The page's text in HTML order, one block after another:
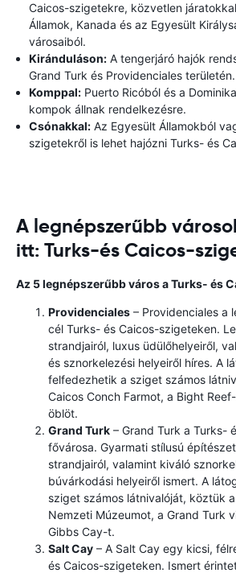
Caicos-szigetekre, közvetlen
Államok, Kanada és az Egyesült
városaiból.
Kiránduláson: A tengerjáró hajók
Grand Turk és Providenciales területén.
Komppal: Puerto Ricóból és a
kompok állnak rendelkezésre.
Csónakkal: Az Egyesült Államokból
szigetekről is lehet hajózni Turks- és
A legnépszerűbb
itt: Turks-és Caicos-
Az 5 legnépszerűbb város a Turks- és
Providenciales – Providenciales a
cél Turks- és Caicos-szigeteken.
strandjairól, luxus üdülőhelyeiről,
és sznorkelezési helyeiről híres. A
felfedezhetik a sziget számos
Caicos Conch Farmot, a Bight
öblöt.
Grand Turk – Grand Turk a Turks-
fővárosa. Gyarmati stílusú
strandjairól, valamint kiváló
búvárkodási helyeiről ismert. A
sziget számos látnivalóját, köztük
Nemzeti Múzeumot, a Grand Turk
Gibbs Cay-t.
Salt Cay – A Salt Cay egy kicsi,
és Caicos-szigeteken. Ismert